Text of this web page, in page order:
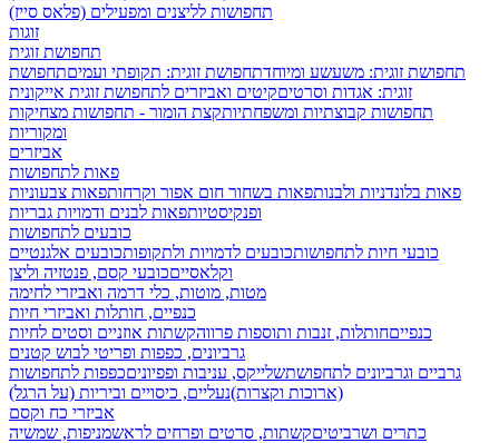
תחפושות לליצנים ומפעילים (פלאס סייז)
זוגות
תחפושת זוגית
תחפושת זוגית: משעשע ומיוחדתחפושת זוגית: תקופתי ועמיםתחפושת
זוגית: אגדות וסרטיםקיטים ואביזרים לתחפושת זוגית אייקונית
תחפושות קבוצתיות ומשפחתיותקצת הומור - תחפושות מצחיקות
ומקוריות
אביזרים
פאות לתחפושות
פאות בלונדניות ולבנותפאות בשחור חום אפור וקרחותפאות צבעוניות
ופנקיסטיותפאות לבנים ודמויות גבריות
כובעים לתחפושות
כובעי חיות לתחפושותכובעים לדמויות ולתקופותכובעים אלגנטיים
וקלאסייםכובעי קסם, פנטזיה וליצן
מטות, מוטות, כלי דרמה ואביזרי לחימה
כנפיים, חותלות ואביזרי חיות
כנפייםחותלות, זנבות ותוספות פרווהקשתות אוזניים וסטים לחיות
גרביונים, כפפות ופריטי לבוש קטנים
גרביים וגרביונים לתחפושתשלייקס, עניבות ופפיוניםכפפות לתחפושות
(ארוכות וקצרות)נעליים, כיסויים וביריות (על הרגל)
אביזרי כח וקסם
כתרים ושרביטיםקשתות, סרטים ופרחים לראשמניפות, שמשיה